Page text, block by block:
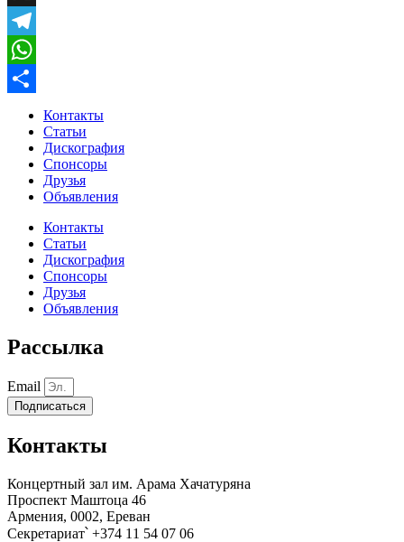
X
Telegram
WhatsApp
Отправить
Контакты
Статьи
Дискография
Спонсоры
Друзья
Объявления
Контакты
Статьи
Дискография
Спонсоры
Друзья
Объявления
Рассылка
Email
Подписаться
Контакты
Концертный зал им. Арама Хачатуряна
Проспект Маштоца 46
Армения, 0002, Ереван
Секретариат՝ +374 11 54 07 06